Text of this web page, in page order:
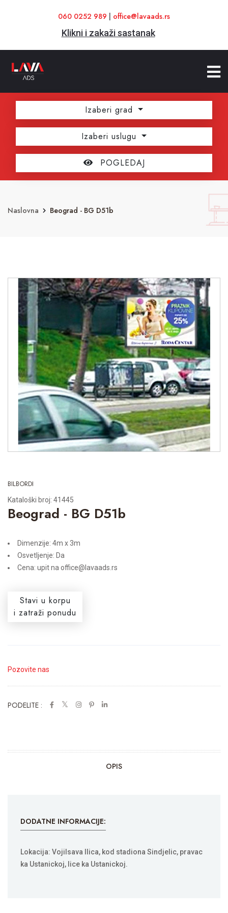
060 0252 989 office@lavaads.rs
Klikni i zakaži sastanak
Izaberi grad
Izaberi uslugu
POGLEDAJ
Naslovna Beograd - BG D51b
BILBORDI
Kataloški broj: 41445
Beograd - BG D51b
Dimenzije: 4m x 3m
Osvetljenje: Da
Cena: upit na office@lavaads.rs
Stavi u korpu
i zatraži ponudu
Pozovite nas
PODELITE :
OPIS
DODATNE INFORMACIJE:
Lokacija: Vojilsava Ilica, kod stadiona Sindjelic, pravac
ka Ustanickoj, lice ka Ustanickoj.